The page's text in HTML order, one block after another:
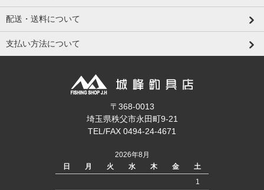
配送・送料について
支払い方法について
〒368-0013
埼玉県秩父市永田町9-21
TEL/FAX 0494-24-4671
2026年8月
日
月 火 水 木 金
土
1